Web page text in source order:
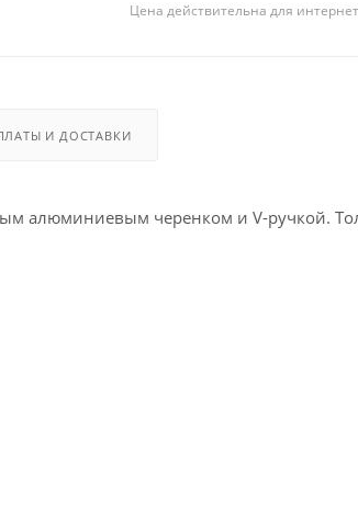
Цена действительна для
И ДОСТАВКИ
алюминиевым черенком и V-ручкой.